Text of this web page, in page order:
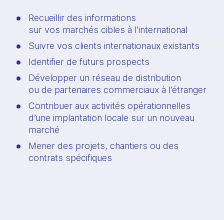
Recueillir des informations
sur vos marchés cibles à l’international
Suivre vos clients internationaux existants
Identifier de futurs prospects
Développer un réseau de distribution
ou de partenaires commerciaux à l’étranger
Contribuer aux activités opérationnelles
d’une implantation locale sur un nouveau
marché
Mener des projets, chantiers ou des
contrats spécifiques